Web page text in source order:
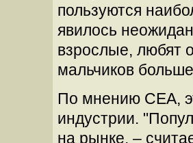
пользуются
явилось
взрослые, любят
мальчиков
По мнению СЕА,
индустрии.
на рынке, –